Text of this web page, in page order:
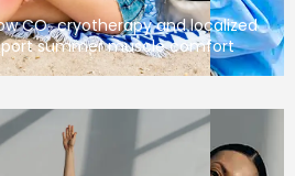
CO₂ cryotherapy and localized
summer muscle comfort